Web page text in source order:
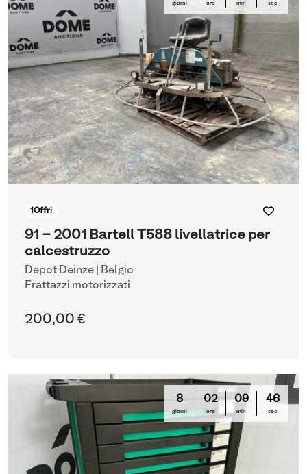
giorni ore min sec
1 Offri
91 - 2001 Bartell T588 livellatrice per
calcestruzzo
Depot Deinze | Belgio
Frattazzi motorizzati
200,00 €
8
giorni
02
ore
09
min
45
sec